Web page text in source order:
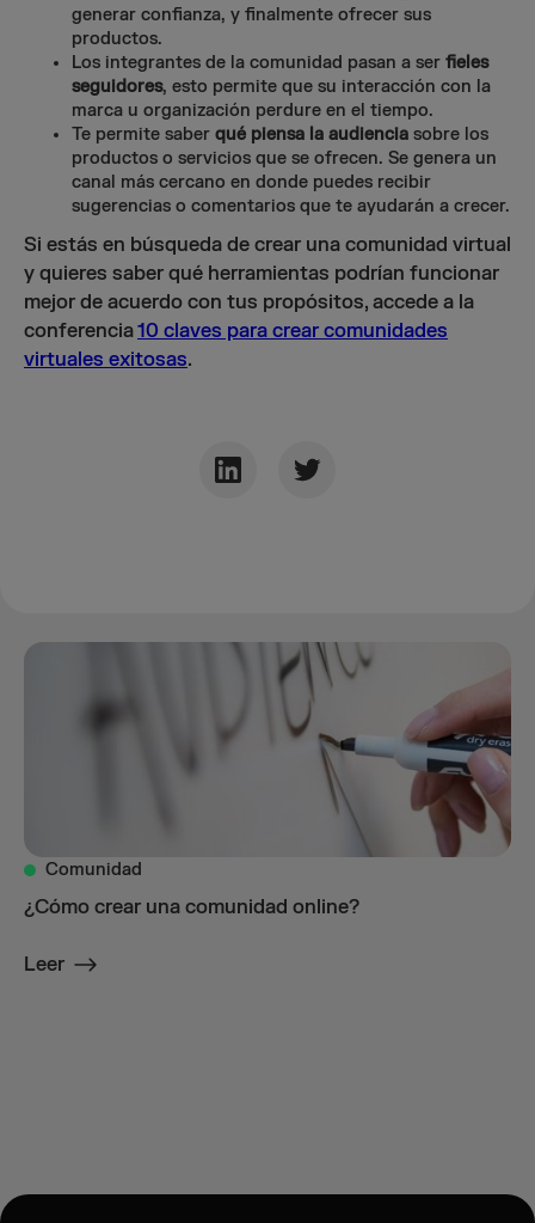
generar confianza, y finalmente ofrecer sus
productos.
Los integrantes de la comunidad pasan a ser fieles
seguidores, esto permite que su interacción con la
marca u organización perdure en el tiempo.
Te permite saber qué piensa la audiencia sobre los
productos o servicios que se ofrecen. Se genera un
canal más cercano en donde puedes recibir
sugerencias o comentarios que te ayudarán a crecer.
Si estás en búsqueda de crear una comunidad virtual
y quieres saber qué herramientas podrían funcionar
mejor de acuerdo con tus propósitos, accede a la
conferencia10 claves para crear comunidades
virtuales exitosas.
Comunidad
¿Cómo crear una comunidad online?
Leer